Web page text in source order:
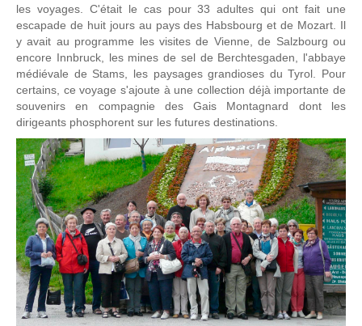
les voyages. C'était le cas pour 33 adultes qui ont fait une
escapade de huit jours au pays des Habsbourg et de Mozart. Il
y avait au programme les visites de Vienne, de Salzbourg ou
encore Innbruck, les mines de sel de Berchtesgaden, l'abbaye
médiévale de Stams, les paysages grandioses du Tyrol. Pour
certains, ce voyage s'ajoute à une collection déjà importante de
souvenirs en compagnie des Gais Montagnard dont les
dirigeants phosphorent sur les futures destinations.